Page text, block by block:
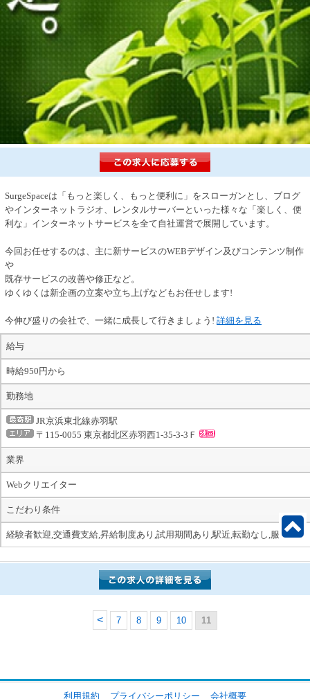
SurgeSpaceは「もっと楽しく、もっと便利に」をスローガンとし、ブログ
やインターネットラジオ、レンタルサーバーといった様々な「楽しく、便
利な」インターネットサービスを全て自社運営で展開しています。
今回お任せするのは、主に新サービスのWEBデザイン及びコンテンツ制作
や
既存サービスの改善や修正など。
ゆくゆくは新企画の立案や立ち上げなどもお任せします!
今伸び盛りの会社で、一緒に成長して行きましょう! 詳細を見る
給与
時給950円から
勤務地
JR京浜東北線赤羽駅
〒115-0055 東京都北区赤羽西1-35-3-3Ｆ
業界
Webクリエイター
こだわり条件
経験者歓迎,交通費支給,昇給制度あり,試用期間あり,駅近,転勤なし,服装自由
7 8 9 10 11
利用規約 プライバシーポリシー 会社概要